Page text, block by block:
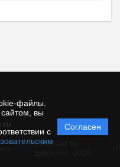
файлы.
вы
с
Согласен
Powered by